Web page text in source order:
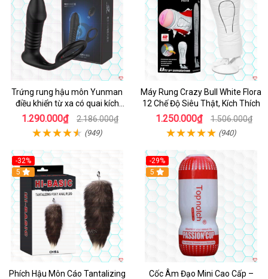
Trứng rung hậu môn Yunman
điều khiển từ xa có quai kích
thích
1.290.000₫ 2.186.000₫
(949)
Máy Rung Crazy Bull White Flora
12 Chế Độ Siêu Thật, Kích Thích
1.250.000₫ 1.506.000₫
(940)
-32%
Hot
5
Phích Hậu Môn Cáo Tantalizing
-29%
5
Cốc Âm Đạo Mini Cao Cấp –